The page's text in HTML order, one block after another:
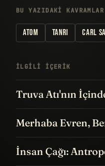
BU YAZIDAKI KAVRAMLAR
ATOM TANRI CARL
İLGILI IÇERIK
Truva Atı'nın
Merhaba Evren,
İnsan Çağı: